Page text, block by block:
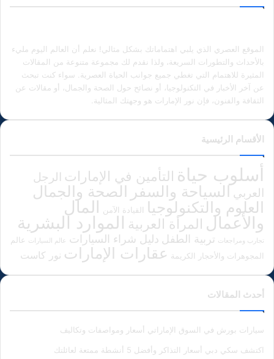
الموقع العصري الذي يلبي اهتماماتك بشكل مثالي! نعلم أن العالم اليوم مليء
بالأحداث والتطورات السريعة، ولذا نقدم لك مجموعة متنوعة من المقالات
المثيرة للاهتمام التي تغطي جميع جوانب الحياة العصرية. سواء كنت تبحث
عن آخر الأخبار في التكنولوجيا، أو نصائح حول الصحة والجمال، أو مقالات عن
الثقافة والفنون، فإن نور الإمارات هو وجهتك المثالية.
الأقسام الرئيسية
أسلوب حياة التأمين في الإمارات
الرجل
العربي السياحة والسفر الصحة والجمال
العلوم والتكنولوجيا
القيادة الآمن المال
والأعمال المرأة العربية الموارد البشرية
تجارب ومراجعات تربية الطفل دليل شراء السيارات عالم السيارات عالم
المجوهرات والأحجار الكريمة عقارات الإمارات نور كاست
أحدث المقالات
سيارات بورش في السوق الإماراتي أسعار ومواصفات وتكاليف
اكتشف سكي دبي أسعار التذاكر وأفضل 5 أنشطة ممتعة لعائلتك